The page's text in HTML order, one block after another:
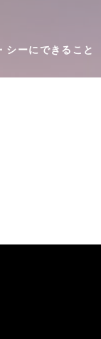
シーにできること